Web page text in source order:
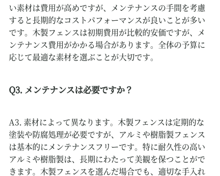
い素材は費用が高めですが、メンテナンスの手間を考慮
すると長期的なコストパフォーマンスが良いことが多い
です。木製フェンスは初期費用が比較的安価ですが、メ
ンテナンス費用がかかる場合があります。全体の予算に
応じて最適な素材を選ぶことが大切です。
Q3. メンテナンスは必要ですか？
A3. 素材によって異なります。木製フェンスは定期的な
塗装や防腐処理が必要ですが、アルミや樹脂製フェンス
は基本的にメンテナンスフリーです。特に耐久性の高い
アルミや樹脂製は、長期にわたって美観を保つことがで
きます。木製フェンスを選んだ場合でも、適切な手入れ